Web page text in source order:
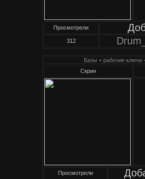
Просмотрели
312
Базы + рабочие ключи
Скрин
Просмотрели